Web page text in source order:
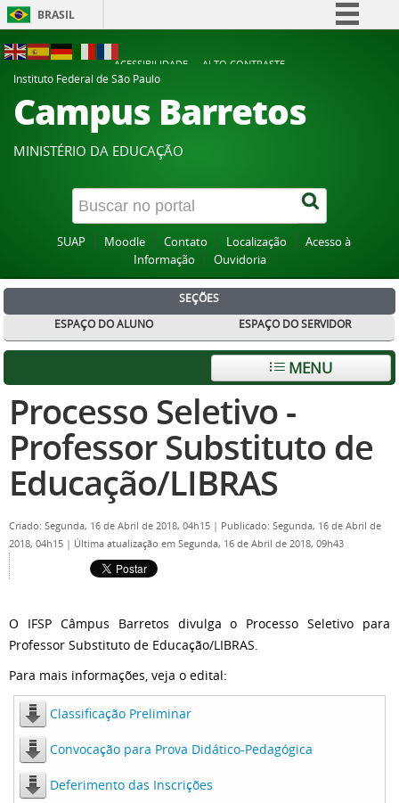
BRASIL
Participe
Acesso à informação
Canais
ACESSIBILIDADE
ALTO CONTRASTE
Instituto Federal de São Paulo
Campus Barretos
MINISTÉRIO DA EDUCAÇÃO
SUAP Moodle Contato Localização
Acesso à
Informação
Ouvidoria
SEÇÕES
ESPAÇO DO ALUNO
ESPAÇO DO SERVIDOR
MENU
Processo Seletivo -
Professor Substituto de
Educação/LIBRAS
Criado: Segunda, 16 de Abril de 2018, 04h15 | Publicado: Segunda, 16 de Abril de
2018, 04h15 | Última atualização em Segunda, 16 de Abril de 2018, 09h43
O IFSP Câmpus Barretos divulga o Processo Seletivo para
Professor Substituto de Educação/LIBRAS.
Para mais informações, veja o edital:
Classificação Preliminar
Convocação para Prova Didático-Pedagógica
Deferimento das Inscrições